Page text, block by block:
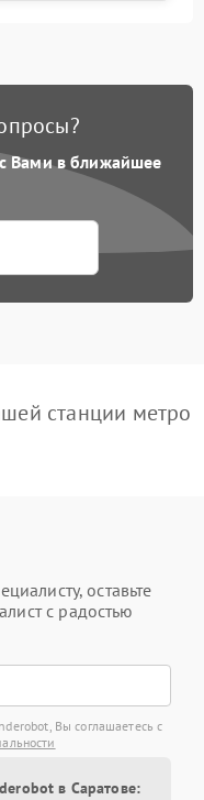
Вами в ближайшее
станции метро
оставьте
с радостью
Вы соглашаетесь с
в Саратове: